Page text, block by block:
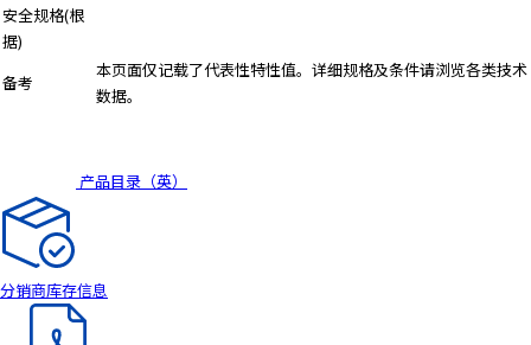
安全规格(根
据)
备考
本页面仅记载了代表性特性值。详细规格及条件请浏览各类技术
数据。
产品目录（英）
分销商库存信息